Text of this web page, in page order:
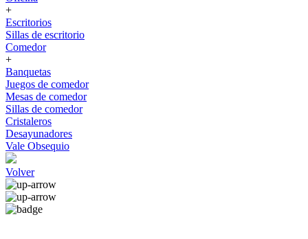
+
Escritorios
Sillas de escritorio
Comedor
+
Banquetas
Juegos de comedor
Mesas de comedor
Sillas de comedor
Cristaleros
Desayunadores
Vale Obsequio
Volver